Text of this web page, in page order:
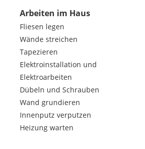
Arbeiten im Haus
Fliesen legen
Wände streichen
Tapezieren
Elektroinstallation und
Elektroarbeiten
Dübeln und Schrauben
Wand grundieren
Innenputz verputzen
Heizung warten